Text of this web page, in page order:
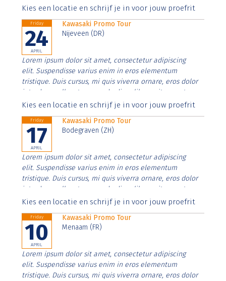
Aenean faucibus nibh et justo cursus id rutrum lorem
Kies een locatie en schrijf je in voor jouw proefrit
Friday
24
APRIL
Kawasaki Promo Tour
Nijeveen (DR)
Lorem ipsum dolor sit amet, consectetur adipiscing
elit. Suspendisse varius enim in eros elementum
tristique. Duis cursus, mi quis viverra ornare, eros dolor
interdum nulla, ut commodo diam libero vitae erat.
Aenean faucibus nibh et justo cursus id rutrum lorem
Kies een locatie en schrijf je in voor jouw proefrit
Friday
17
APRIL
Kawasaki Promo Tour
Bodegraven (ZH)
Lorem ipsum dolor sit amet, consectetur adipiscing
elit. Suspendisse varius enim in eros elementum
tristique. Duis cursus, mi quis viverra ornare, eros dolor
interdum nulla, ut commodo diam libero vitae erat.
Aenean faucibus nibh et justo cursus id rutrum lorem
Kies een locatie en schrijf je in voor jouw proefrit
Friday
10
APRIL
Kawasaki Promo Tour
Menaam (FR)
Lorem ipsum dolor sit amet, consectetur adipiscing
elit. Suspendisse varius enim in eros elementum
tristique. Duis cursus, mi quis viverra ornare, eros dolor